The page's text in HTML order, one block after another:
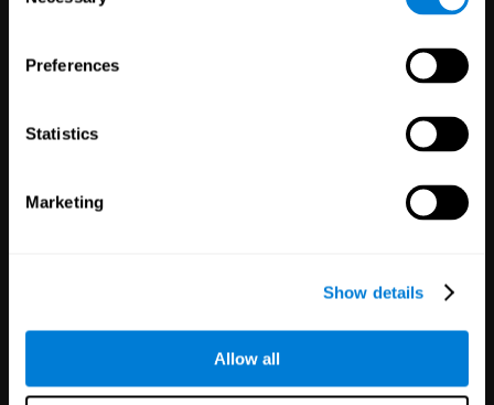
Preferences
Statistics
Marketing
Show details
Allow all
19,741الطلاب
الموظف
298موظفين